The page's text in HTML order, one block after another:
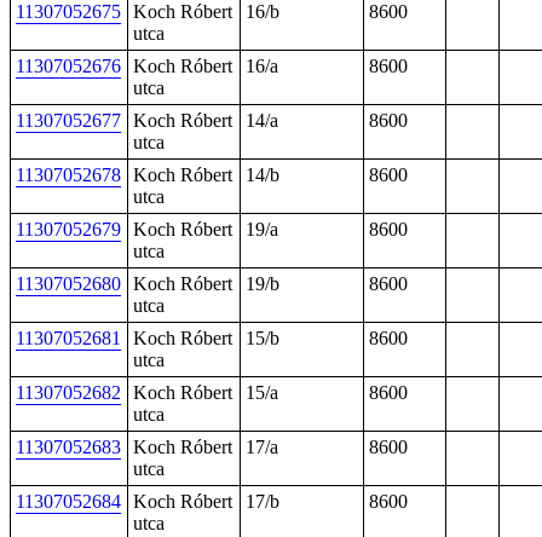
11307052675 Koch Róbert
utca
16/b 8600
11307052676 Koch Róbert
utca
16/a 8600
11307052677 Koch Róbert
utca
14/a 8600
11307052678 Koch Róbert
utca
14/b 8600
11307052679 Koch Róbert
utca
19/a 8600
11307052680 Koch Róbert
utca
19/b 8600
11307052681
Koch Róbert
utca
15/b 8600
11307052682
Koch Róbert
utca
15/a 8600
11307052683 Koch Róbert
utca
17/a 8600
11307052684 Koch Róbert
utca
17/b 8600